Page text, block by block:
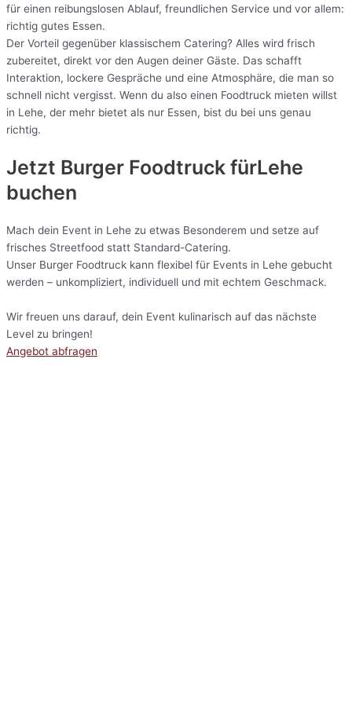
für einen reibungslosen Ablauf, freundlichen Service und vor allem:
richtig gutes Essen.
Der Vorteil gegenüber klassischem Catering? Alles wird frisch
zubereitet, direkt vor den Augen deiner Gäste. Das schafft
Interaktion, lockere Gespräche und eine Atmosphäre, die man so
schnell nicht vergisst. Wenn du also einen Foodtruck mieten willst
in Lehe, der mehr bietet als nur Essen, bist du bei uns genau
richtig.
Jetzt Burger Foodtruck fürLehe
buchen
Mach dein Event in Lehe zu etwas Besonderem und setze auf
frisches Streetfood statt Standard-Catering.
Unser Burger Foodtruck kann flexibel für Events in Lehe gebucht
werden – unkompliziert, individuell und mit echtem Geschmack.
Wir freuen uns darauf, dein Event kulinarisch auf das nächste
Level zu bringen!
Angebot abfragen